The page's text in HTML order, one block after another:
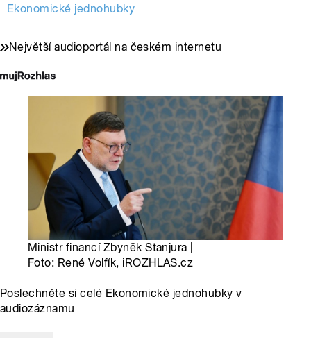
Ekonomické jednohubky
Největší audioportál na českém internetu
Ministr financí Zbyněk Stanjura |
Foto: René Volfík, iROZHLAS.cz
Poslechněte si celé Ekonomické jednohubky v
audiozáznamu